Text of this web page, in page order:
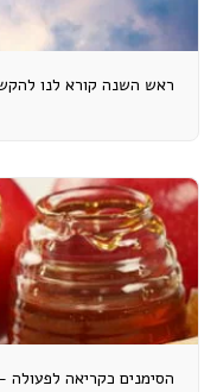
ראש השנה קורא לנו
הסימנים כקריאה